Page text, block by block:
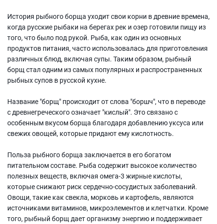
История рыбного борща уходит свои корни в древние времена,
когда русские рыбаки на берегах рек и озер готовили пищу из
того, что было под рукой. Рыба, как один из основных
продуктов питания, часто использовалась для приготовления
различных блюд, включая супы. Таким образом, рыбный
борщ стал одним из самых популярных и распространенных
рыбных супов в русской кухне.
Название "борщ" происходит от слова "боршч", что в переводе
с древнегреческого означает "кислый". Это связано с
особенным вкусом борща благодаря добавлению уксуса или
свежих овощей, которые придают ему кислотность.
Польза рыбного борща заключается в его богатом
питательном составе. Рыба содержит высокое количество
полезных веществ, включая омега-3 жирные кислоты,
которые снижают риск сердечно-сосудистых заболеваний.
Овощи, такие как свекла, морковь и картофель, являются
источниками витаминов, микроэлементов и клетчатки. Кроме
того, рыбный борщ дает организму энергию и поддерживает